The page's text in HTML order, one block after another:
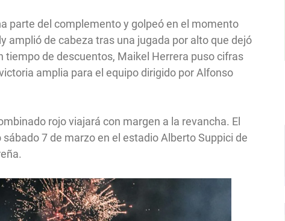
parte del complemento y golpeó en el momento
amplió de cabeza tras una jugada por alto que dejó
tiempo de descuentos, Maikel Herrera puso cifras
amplia para el equipo dirigido por Alfonso
rojo viajará con margen a la revancha. El
7 de marzo en el estadio Alberto Suppici de